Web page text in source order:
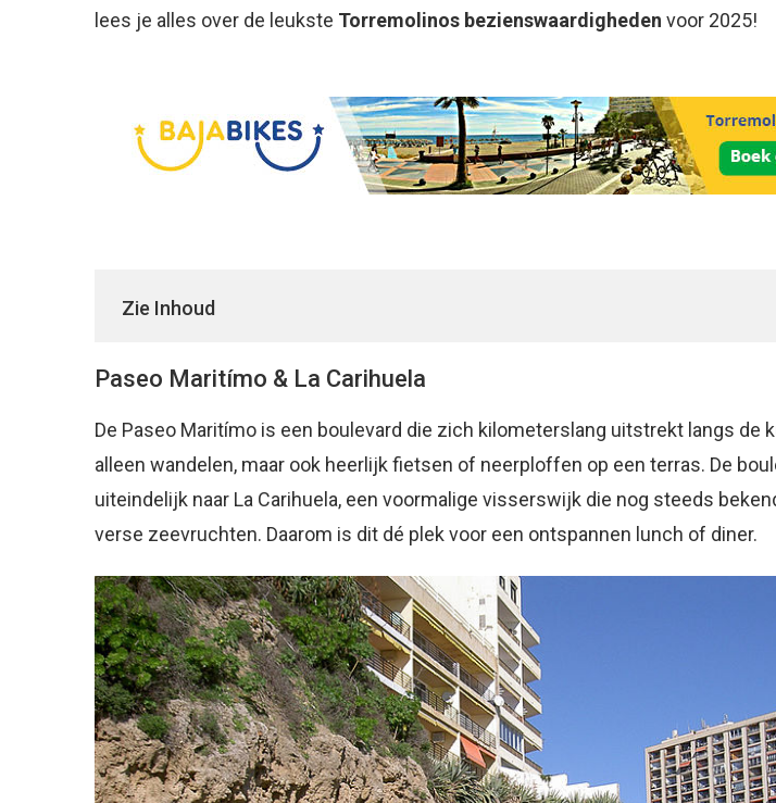
lees je alles over de leukste Torremolinos bezienswaardigheden voor 2025!
Zie Inhoud
Paseo Maritímo & La Carihuela
De Paseo Maritímo is een boulevard die zich kilometerslang uitstrekt langs de
alleen wandelen, maar ook heerlijk fietsen of neerploffen op een terras. De
uiteindelijk naar La Carihuela, een voormalige visserswijk die nog steeds
verse zeevruchten. Daarom is dit dé plek voor een ontspannen lunch of diner.